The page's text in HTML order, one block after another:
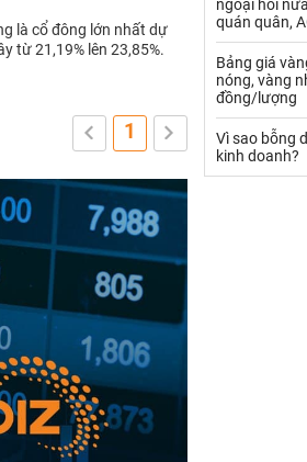
là cổ đông lớn nhất dự
từ 21,19% lên 23,85%.
1
Thủy hải
Vàng
VLXD khác
Xi măng
ngoại hối
quán quân,
Bảng giá
nóng, vàng
đồng/lượng
Vì sao bỗng
kinh doanh?